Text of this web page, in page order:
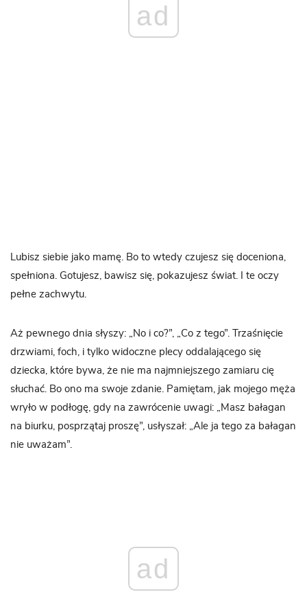
ad
Lubisz siebie jako mamę. Bo to wtedy czujesz się doceniona,
spełniona. Gotujesz, bawisz się, pokazujesz świat. I te oczy
pełne zachwytu.
Aż pewnego dnia słyszy: „No i co?”, „Co z tego”. Trzaśnięcie
drzwiami, foch, i tylko widoczne plecy oddalającego się
dziecka, które bywa, że nie ma najmniejszego zamiaru cię
słuchać. Bo ono ma swoje zdanie. Pamiętam, jak mojego męża
wryło w podłogę, gdy na zawrócenie uwagi: „Masz bałagan
na biurku, posprzątaj proszę”, usłyszał: „Ale ja tego za bałagan
nie uważam”.
ad